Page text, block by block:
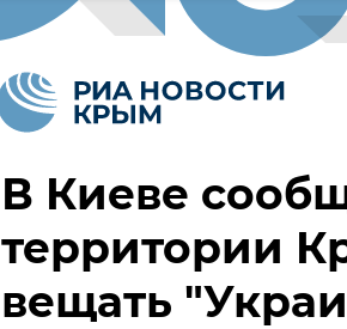
В Киеве
территории
вещать